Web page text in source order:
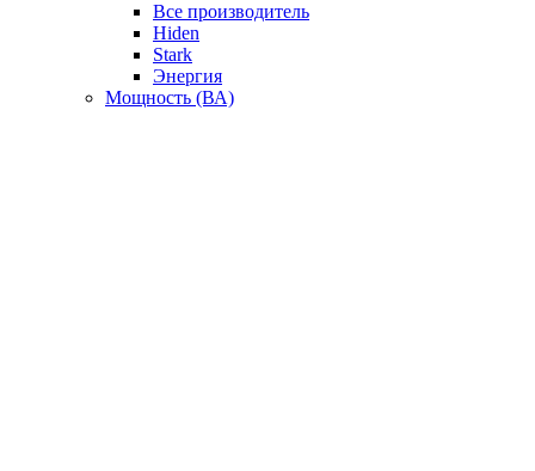
Все производитель
Hiden
Stark
Энергия
Мощность (ВА)